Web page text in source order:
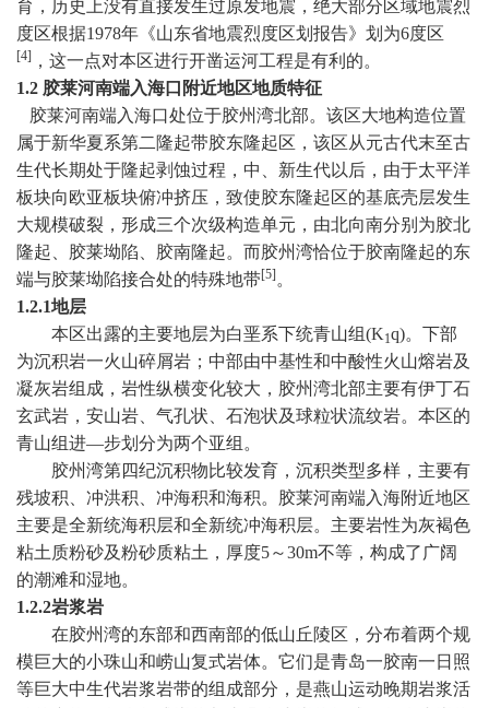
育，历史上没有直接发生过原发地震，绝大部分区域地震烈
度区根据1978年《山东省地震烈度区划报告》划为6度区
[4] ，这一点对本区进行开凿运河工程是有利的。
1.2 胶莱河南端入海口附近地区地质特征
胶莱河南端入海口处位于胶州湾北部。该区大地构造位置
属于新华夏系第二隆起带胶东隆起区，该区从元古代末至古
生代长期处于隆起剥蚀过程，中、新生代以后，由于太平洋
板块向欧亚板块俯冲挤压，致使胶东隆起区的基底壳层发生
大规模破裂，形成三个次级构造单元，由北向南分别为胶北
隆起、胶莱坳陷、胶南隆起。而胶州湾恰位于胶南隆起的东
端与胶莱坳陷接合处的特殊地带[5] 。
1.2.1地层
本区出露的主要地层为白垩系下统青山组(K1q)。下部
为沉积岩一火山碎屑岩；中部由中基性和中酸性火山熔岩及
凝灰岩组成，岩性纵横变化较大，胶州湾北部主要有伊丁石
玄武岩，安山岩、气孔状、石泡状及球粒状流纹岩。本区的
青山组进—步划分为两个亚组。
胶州湾第四纪沉积物比较发育，沉积类型多样，主要有
残坡积、冲洪积、冲海积和海积。胶莱河南端入海附近地区
主要是全新统海积层和全新统冲海积层。主要岩性为灰褐色
粘土质粉砂及粉砂质粘土，厚度5～30m不等，构成了广阔
的潮滩和湿地。
1.2.2岩浆岩
在胶州湾的东部和西南部的低山丘陵区，分布着两个规
模巨大的小珠山和崂山复式岩体。它们是青岛一胶南一日照
等巨大中生代岩浆岩带的组成部分，是燕山运动晚期岩浆活